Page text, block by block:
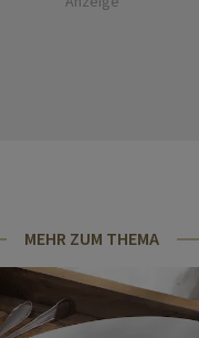
MEHR ZUM THEMA